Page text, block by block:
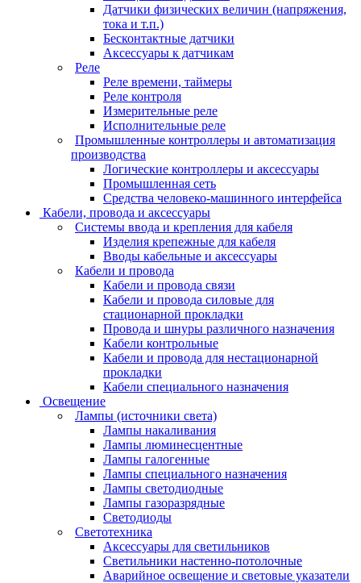
Датчики физических величин (напряжения,
тока и т.п.)
Бесконтактные датчики
Аксессуары к датчикам
Реле
Реле времени, таймеры
Реле контроля
Измерительные реле
Исполнительные реле
Промышленные контроллеры и автоматизация
производства
Логические контроллеры и аксессуары
Промышленная сеть
Средства человеко-машинного интерфейса
Кабели, провода и аксессуары
Системы ввода и крепления для кабеля
Изделия крепежные для кабеля
Вводы кабельные и аксессуары
Кабели и провода
Кабели и провода связи
Кабели и провода силовые для
стационарной прокладки
Провода и шнуры различного назначения
Кабели контрольные
Кабели и провода для нестационарной
прокладки
Кабели специального назначения
Освещение
Лампы (источники света)
Лампы накаливания
Лампы люминесцентные
Лампы галогенные
Лампы специального назначения
Лампы светодиодные
Лампы газоразрядные
Светодиоды
Светотехника
Аксессуары для светильников
Светильники настенно-потолочные
Аварийное освещение и световые указатели